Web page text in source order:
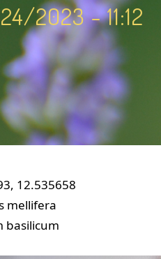
2023 - 11:12
12.535658
mellifera
basilicum